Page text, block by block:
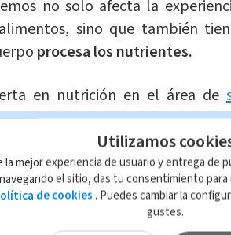
no solo afecta la
sino que también
procesa los nutrientes.
en nutrición en el área de
College de Londres, explica
en la velocidad de llegada de
gastrointestinal.
Utilizamos
la mejor experiencia de usuario y entrega de
el sitio, das tu consentimiento
de cookies . Puedes cambiar la
gustes.